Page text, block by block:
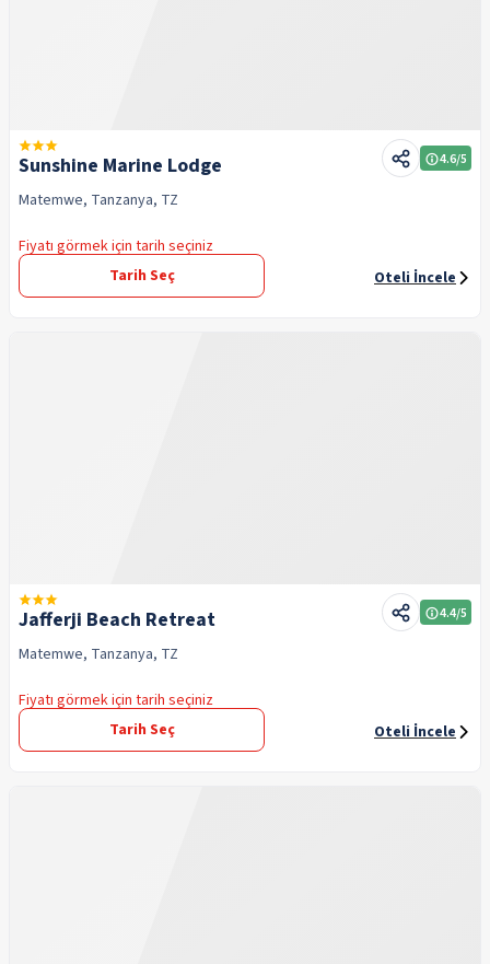
Sunshine Marine Lodge 4.6/5
Matemwe, Tanzanya, TZ
Fiyatı görmek için tarih seçiniz
Tarih Seç
Oteli İncele
Jafferji Beach Retreat 4.4/5
Matemwe, Tanzanya, TZ
Fiyatı görmek için tarih seçiniz
Tarih Seç
Oteli İncele